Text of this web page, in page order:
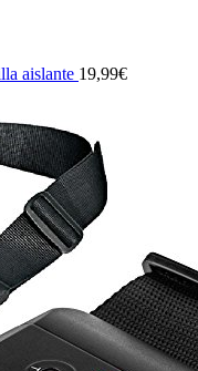
aislante 19,99€